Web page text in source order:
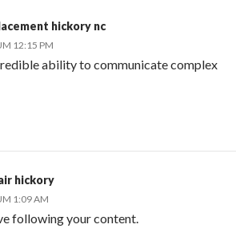
hickory nc
12:15 PM
ability to communicate complex
hickory
1:09 AM
following your content.